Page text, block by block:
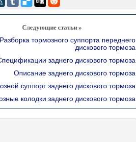
Следующие статьи »
Разборка тормозного суппорта переднего
дискового тормоза
заднего дискового тормоза
Описание заднего дискового тормоза
суппорт заднего дискового тормоза
колодки заднего дискового тормоза